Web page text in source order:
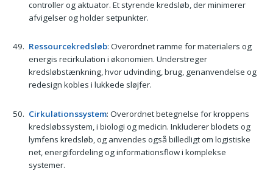
controller og aktuator. Et styrende kredsløb, der minimerer
afvigelser og holder setpunkter.
Ressourcekredsløb: Overordnet ramme for materialers og
energis recirkulation i økonomien. Understreger
kredsløbstænkning, hvor udvinding, brug, genanvendelse og
redesign kobles i lukkede sløjfer.
Cirkulationssystem: Overordnet betegnelse for kroppens
kredsløbssystem, i biologi og medicin. Inkluderer blodets og
lymfens kredsløb, og anvendes også billedligt om logistiske
net, energifordeling og informationsflow i komplekse
systemer.